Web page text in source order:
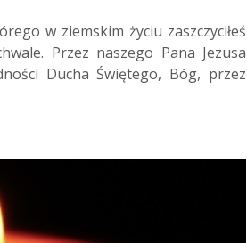
w ziemskim życiu zaszczyciłeś
Przez naszego Pana Jezusa
Ducha Świętego, Bóg, przez